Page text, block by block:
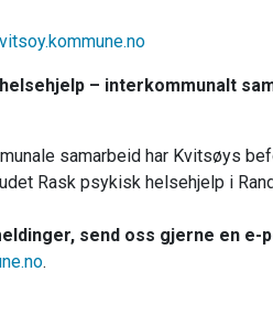
– interkommunalt
samarbeid har Kvitsøys
Rask psykisk helsehjelp i
send oss gjerne en e-
.